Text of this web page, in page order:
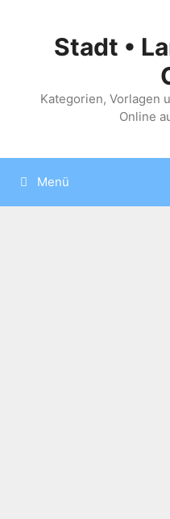
springenStadt •
Kategorien, Vorlagen
Online
Menü